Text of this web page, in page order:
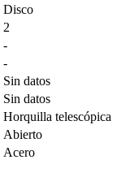
Disco
2
-
-
Sin datos
Sin datos
Horquilla telescópica
Abierto
Acero